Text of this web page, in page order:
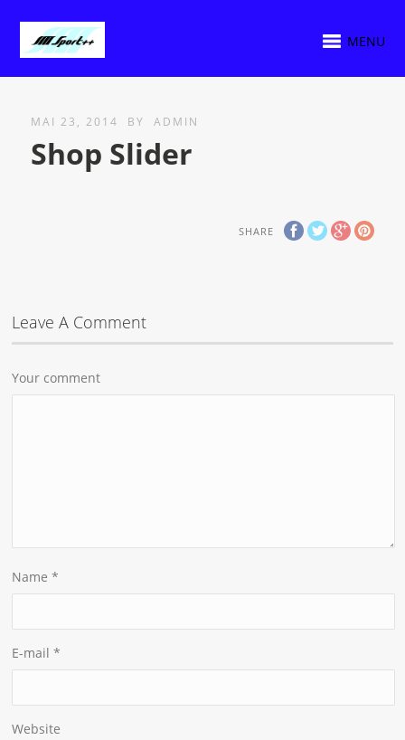
MENU
MAI 23, 2014 BY ADMIN
Shop Slider
SHARE
Leave A Comment
Your comment
Name*
E-mail*
Website